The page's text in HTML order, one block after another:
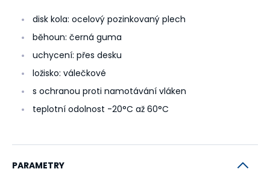
disk kola: ocelový pozinkovaný plech
běhoun: černá guma
uchycení: přes desku
ložisko: válečkové
s ochranou proti namotávání vláken
teplotní odolnost -20°C až 60°C
PARAMETRY